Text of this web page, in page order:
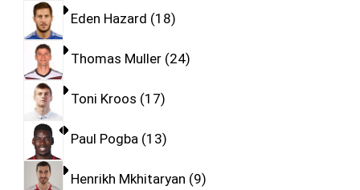
Eden Hazard 18
Thomas Muller 24
Toni Kroos 17
Paul Pogba 13
Henrikh Mkhitaryan 9